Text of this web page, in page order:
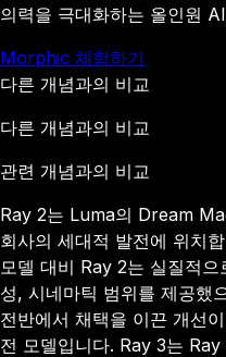
의력을 극대화하는 올인원
Morphic 체험하기
다른 개념과의 비교
다른 개념과의 비교
관련 개념과의 비교
Ray 2는 Luma의 Dream
회사의 세대적 발전에 위치
모델 대비 Ray 2는 실질적
성, 시네마틱 범위를 제공했
전반에서 채택을 이끈 개선
전 모델입니다. Ray 3는